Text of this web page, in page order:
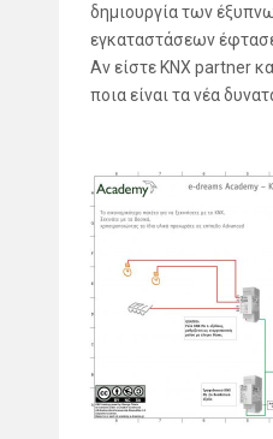
δημιουργία των
εγκαταστάσεων
Αν είστε ΚΝΧ partner
ποια είναι τα νέα